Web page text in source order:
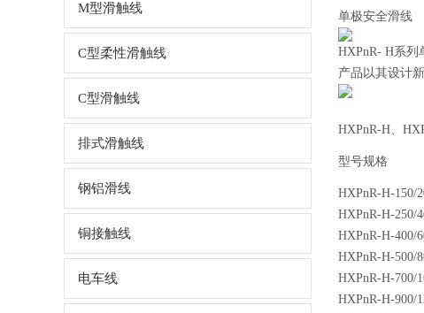
M型滑触线
C型柔性滑触线
C型滑触线
排式滑触线
钢铝滑线
铜接触线
电车线
单极安全滑线
HXPnR- H系
产品以其设计
HXPnR-H、
型号规格
HXPnR-H-150/
HXPnR-H-250/
HXPnR-H-400/
HXPnR-H-500/
HXPnR-H-700/
HXPnR-H-900/